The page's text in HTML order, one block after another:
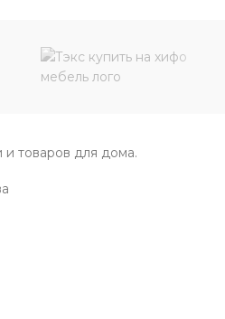
товаров для дома.